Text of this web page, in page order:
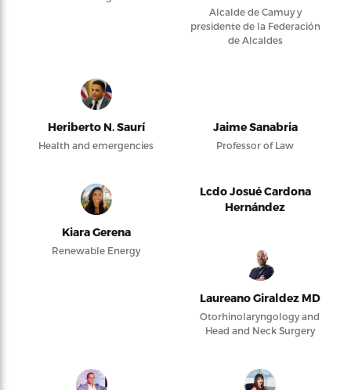
Alcalde de Camuy y
presidente de la Federación
de Alcaldes
Heriberto N. Saurí
Health and emergencies
Jaime Sanabria
Professor of Law
Kiara Gerena
Renewable Energy
Lcdo Josué Cardona
Hernández
Laureano Giraldez MD
Otorhinolaryngology and
Head and Neck Surgery